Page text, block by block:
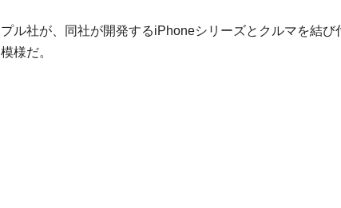
ル社が、同社が開発するiPhoneシリーズとクルマを結び
様だ。